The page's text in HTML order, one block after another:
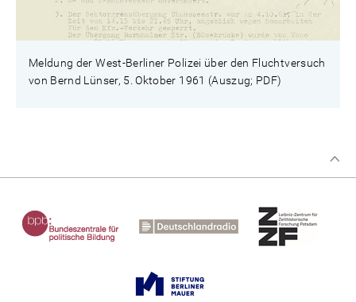
Meldung der West-Berliner Polizei über den Fluchtversuch
von Bernd Lünser, 5. Oktober 1961 (Auszug; PDF)